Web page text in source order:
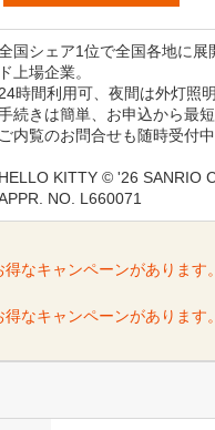
国シェア1位で全国各地に展
ド上場企業。
24時間利用可、夜間は外灯照明
続きは簡単、お申込から最
ご内覧のお問合せも随時受付中
HELLO KITTY © '26 SANRIO
NO. L660071
なキャンペーンがあります
なキャンペーンがあります